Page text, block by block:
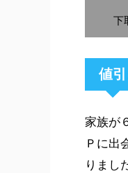
下
値
家族が
Ｐに出
りまし